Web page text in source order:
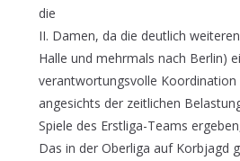
die
II. Damen, da die deutlich
Halle und mehrmals nach Berlin)
verantwortungsvolle Koordination
angesichts der zeitlichen
Spiele des Erstliga-Teams
Das in der Oberliga auf Korbjagd